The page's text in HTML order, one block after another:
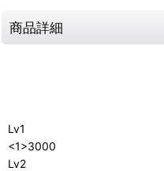
商品詳細
Lv1
<1>3000
Lv2